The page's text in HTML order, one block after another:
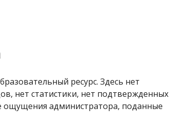
ресурс. Здесь нет
нет статистики, нет подтвержденных
ощущения администратора, поданные